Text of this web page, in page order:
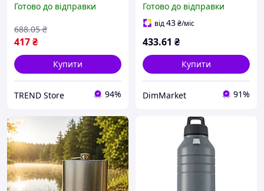
Чоловічий подарунковий
туризму та відпочинку
Готово до відправки
417₴
688.05 ₴
Купити
TREND Store 94%
Чоловічий подарунковий
набір wine XL-5508 для
Готово до відправки
від43₴/міс
433.61 ₴
Купити
DimMarket 91%